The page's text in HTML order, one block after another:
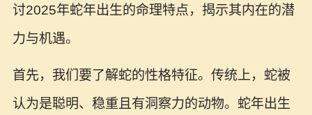
讨2025年蛇年出生的命理特点，揭示其内在的潜
力与机遇。
首先，我们要了解蛇的性格特征。传统上，蛇被
认为是聪明、稳重且有洞察力的动物。蛇年出生